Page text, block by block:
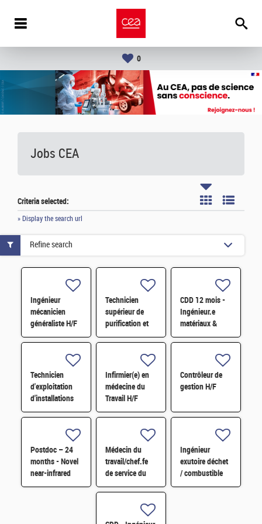
0
Jobs CEA
Criteria selected:
» Display the search url
Ingénieur
mécanicien
généraliste H/F
Technicien
supérieur de
purification et
fabrication en
CDD 12 mois -
Ingénieur.e
matériaux &
soudage H/F
Technicien
d'exploitation
d'installations
H/F
Infirmier(e) en
médecine du
Travail H/F
Contrôleur de
gestion H/F
Postdoc – 24
months - Novel
near-infrared
imaging
Médecin du
travail/chef.fe
de service du
SPST H/F
Ingénieur
exutoire déchet
/ combustible
H/F
Refine search